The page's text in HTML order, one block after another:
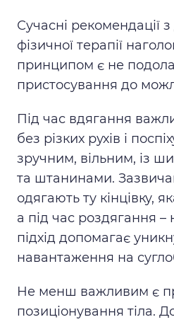
Сучасні рекомендації
фізичної терапії
принципом є не
пристосування до
Під час вдягання
без різких рухів і
зручним, вільним, із
та штанинами.
одягають ту кінцівку,
а під час роздягання –
підхід допомагає
навантаження на
Не менш важливим є
позиціонування тіла.